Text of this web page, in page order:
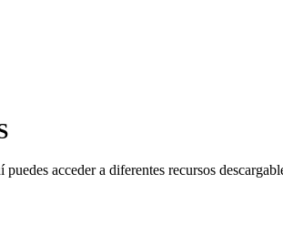
acceder a diferentes recursos